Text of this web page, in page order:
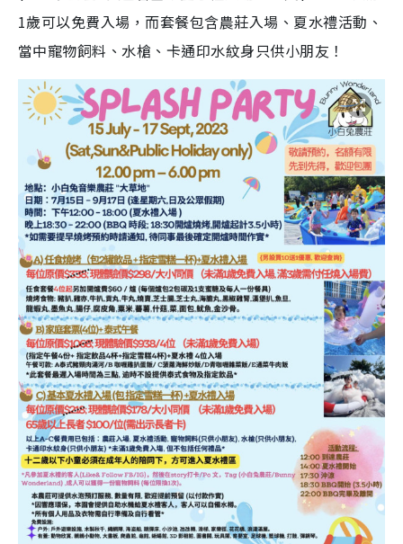
1歲可以免費入場，而套餐包含農莊入場、夏水禮活動、
當中寵物飼料、水槍、卡通印水紋身只供小朋友！